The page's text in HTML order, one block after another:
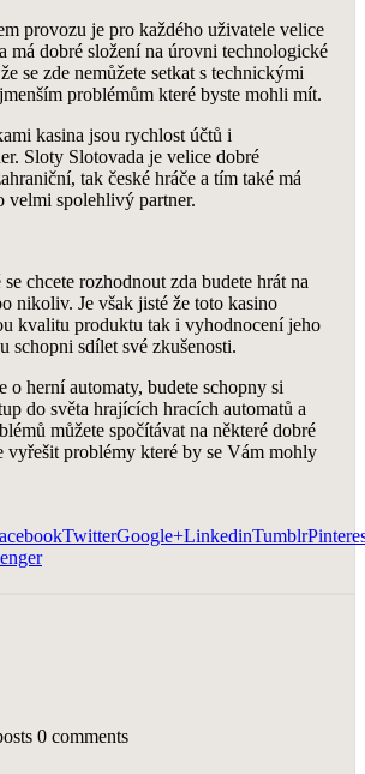
provozu je pro každého uživatele velice
má dobré složení na úrovni technologické
se zde nemůžete setkat s technickými
problémům které byste mohli mít.
kasina jsou rychlost účtů i
Sloty Slotovada je velice dobré
tak české hráče a tím také má
velmi spolehlivý partner.
chcete rozhodnout zda budete hrát na
nikoliv. Je však jisté že toto kasino
kvalitu produktu tak i vyhodnocení jeho
schopni sdílet své zkušenosti.
o herní automaty, budete schopny si
do světa hrajících hracích automatů a
můžete spočítávat na některé dobré
vyřešit problémy které by se Vám mohly
TwitterGoogle+LinkedinTumblr
0 comments